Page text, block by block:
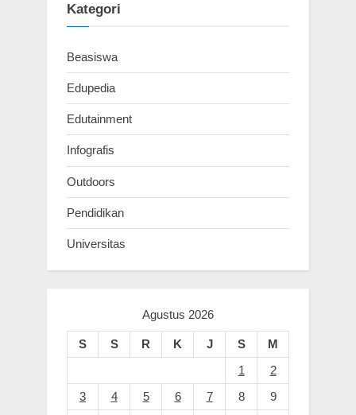
Kategori
Beasiswa
Edupedia
Edutainment
Infografis
Outdoors
Pendidikan
Universitas
Agustus 2026
S S R K J S
M
1
2
3
4 5 6 7 8
9